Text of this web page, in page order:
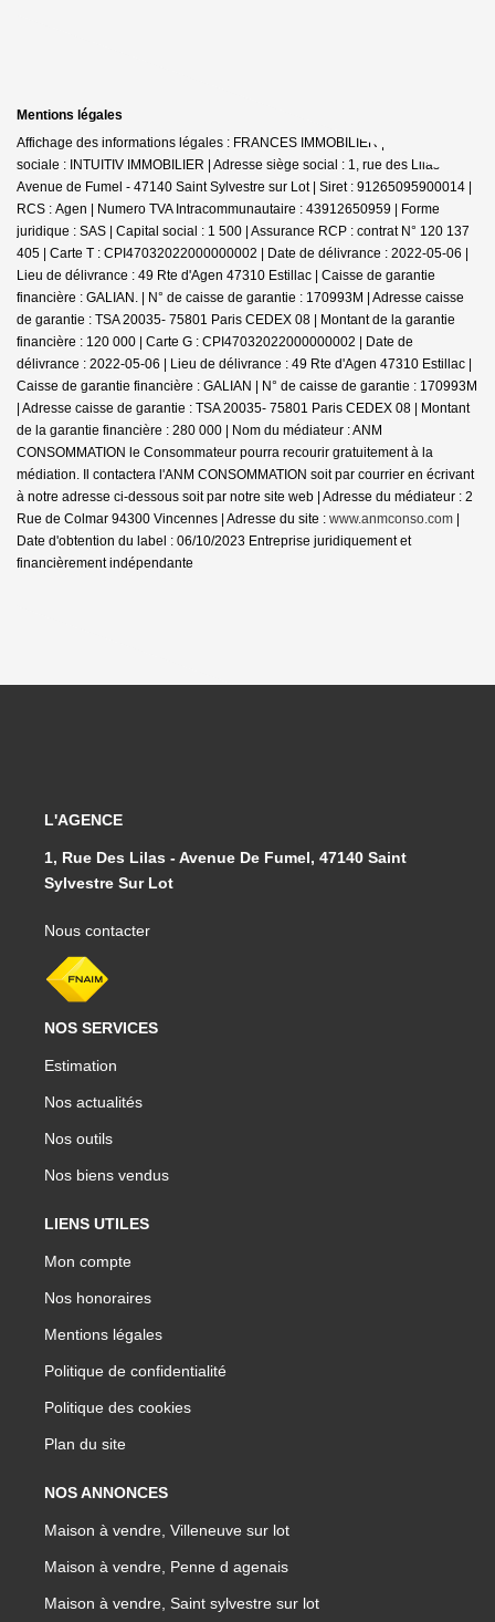
Mentions légales
Affichage des informations légales : FRANCES IMMOBILIER | Raison
sociale : INTUITIV IMMOBILIER | Adresse siège social : 1, rue des Lilas -
Avenue de Fumel - 47140 Saint Sylvestre sur Lot | Siret : 91265095900014 |
RCS : Agen | Numero TVA Intracommunautaire : 43912650959 | Forme
juridique : SAS | Capital social : 1 500 | Assurance RCP : contrat N° 120 137
405 | Carte T : CPI47032022000000002 | Date de délivrance : 2022-05-06 |
Lieu de délivrance : 49 Rte d'Agen 47310 Estillac | Caisse de garantie
financière : GALIAN. | N° de caisse de garantie : 170993M | Adresse caisse
de garantie : TSA 20035- 75801 Paris CEDEX 08 | Montant de la garantie
financière : 120 000 | Carte G : CPI47032022000000002 | Date de
délivrance : 2022-05-06 | Lieu de délivrance : 49 Rte d'Agen 47310 Estillac |
Caisse de garantie financière : GALIAN | N° de caisse de garantie : 170993M
| Adresse caisse de garantie : TSA 20035- 75801 Paris CEDEX 08 | Montant
de la garantie financière : 280 000 | Nom du médiateur : ANM
CONSOMMATION le Consommateur pourra recourir gratuitement à la
médiation. Il contactera l'ANM CONSOMMATION soit par courrier en écrivant
à notre adresse ci-dessous soit par notre site web | Adresse du médiateur : 2
Rue de Colmar 94300 Vincennes | Adresse du site : www.anmconso.com |
Date d'obtention du label : 06/10/2023 Entreprise juridiquement et
financièrement indépendante
L'AGENCE
1, Rue Des Lilas - Avenue De Fumel, 47140 Saint
Sylvestre Sur Lot
Nous contacter
NOS SERVICES
Estimation
Nos actualités
Nos outils
Nos biens vendus
LIENS UTILES
Mon compte
Nos honoraires
Mentions légales
Politique de confidentialité
Politique des cookies
Plan du site
NOS ANNONCES
Maison à vendre, Villeneuve sur lot
Maison à vendre, Penne d agenais
Maison à vendre, Saint sylvestre sur lot